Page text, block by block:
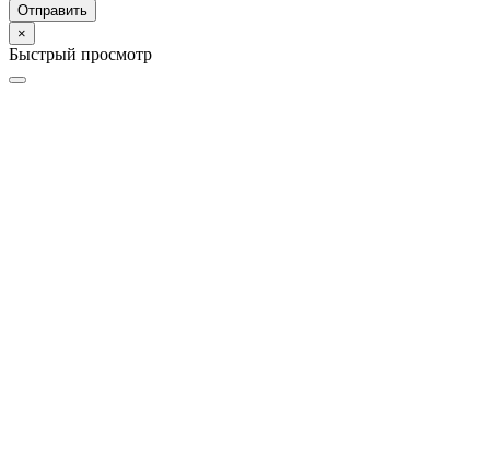
Отправить
×
Быстрый просмотр